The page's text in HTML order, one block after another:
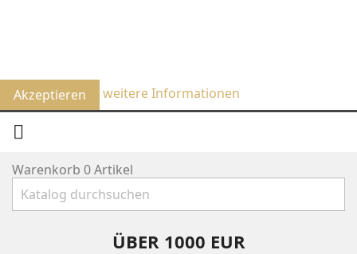
Akzeptieren
weitere Informationen

Warenkorb 0Artikel
ÜBER 1000 EUR